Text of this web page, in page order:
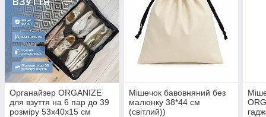
Органайзер ORGANIZE
для взуття на 6 пар до 39
розміру 53х40х15 см
Мішечок бавовняний без
малюнку 38*44 см
(світлий))